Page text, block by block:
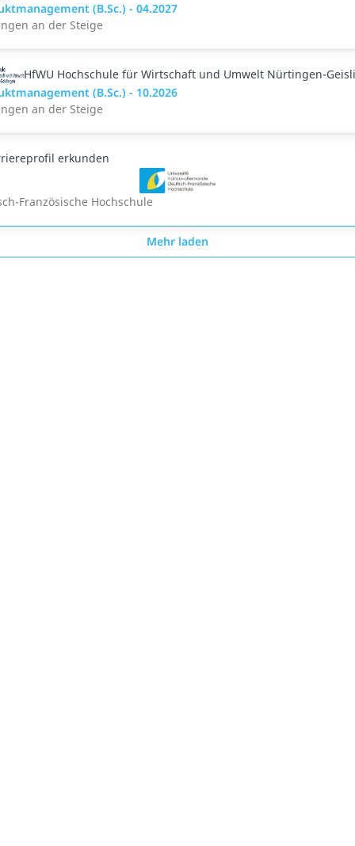
(B.Sc.) - 04.2027
an der Steige
HfWU Hochschule für Wirtschaft und Umwelt Nürtingen-
(B.Sc.) - 10.2026
an der Steige
erkunden
Französische Hochschule
Mehr laden